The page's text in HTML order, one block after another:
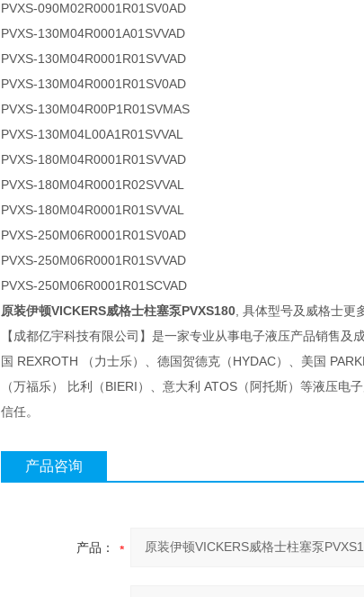
PVXS-090M02R0001R01SV0AD
PVXS-130M04R0001A01SVVAD
PVXS-130M04R0001R01SVVAD
PVXS-130M04R0001R01SV0AD
PVXS-130M04R00P1R01SVMAS
PVXS-130M04L00A1R01SVVAL
PVXS-180M04R0001R01SVVAD
PVXS-180M04R0001R02SVVAL
PVXS-180M04R0001R01SVVAL
PVXS-250M06R0001R01SV0AD
PVXS-250M06R0001R01SVVAD
PVXS-250M06R0001R01SCVAD
原装伊顿VICKERS威格士柱塞泵PVXS180 , 具体型号及威格士更
【成都亿宇科技有限公司】是一家专业从事电子液压产品销售
国 REXROTH （力士乐）、德国贺德克（HYDAC）、美国
（万福乐） 比利（BIERI）、意大利 ATOS（阿托斯）等液压
信任。
产品咨询
产品：